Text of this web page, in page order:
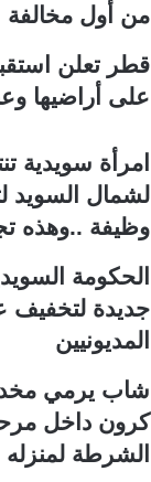
ا
س
ق
ة
ا
ت
ا
ي
ة
من أول مخالفة
قطر تعلن
على أراضيها
لشمال
وظيفة ..وهذه
الحكومة
جديدة لتخفيف
المديونيين
شاب يرمي
كرون داخل
الشرطة لمنزله